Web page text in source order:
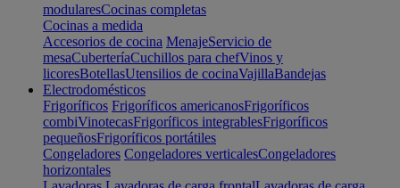
modularesCocinas completas
Cocinas a medida
Accesorios de cocina MenajeServicio de
mesaCuberteríaCuchillos para chefVinos y
licoresBotellasUtensilios de cocinaVajillaBandejas
Electrodomésticos
Frigoríficos Frigoríficos americanosFrigoríficos
combiVinotecasFrigoríficos integrablesFrigoríficos
pequeñosFrigoríficos portátiles
Congeladores Congeladores verticalesCongeladores
horizontales